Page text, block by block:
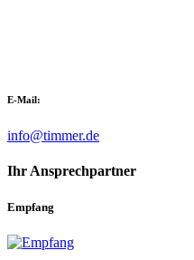
E-Mail:
info@timmer.de
Ihr Ansprechpartner
Empfang